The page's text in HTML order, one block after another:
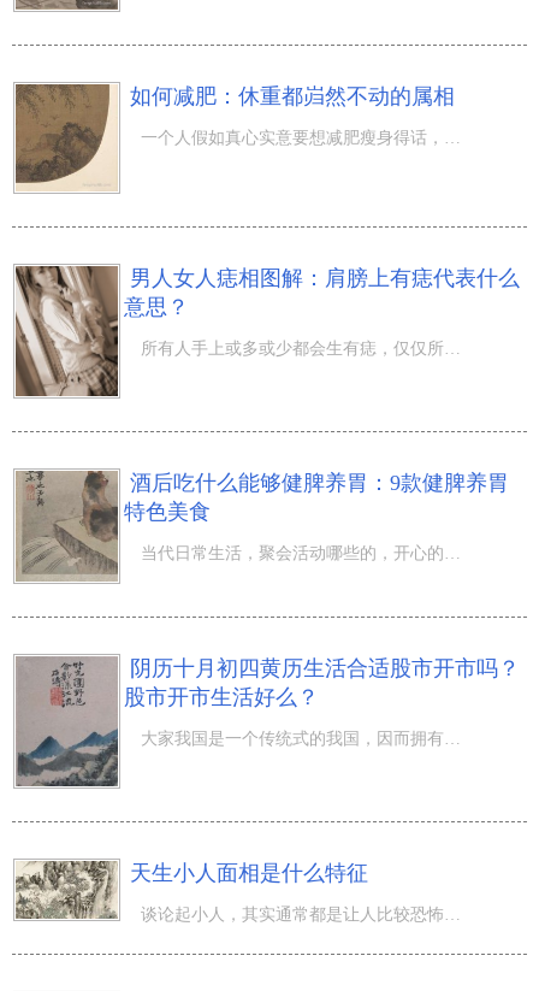
如何减肥：休重都岿然不动的属相
男人女人痣相图解：肩膀上有痣代表什么
意思？
酒后吃什么能够健脾养胃：9款健脾养胃
特色美食
阴历十月初四黄历生活合适股市开市吗？
股市开市生活好么？
天生小人面相是什么特征